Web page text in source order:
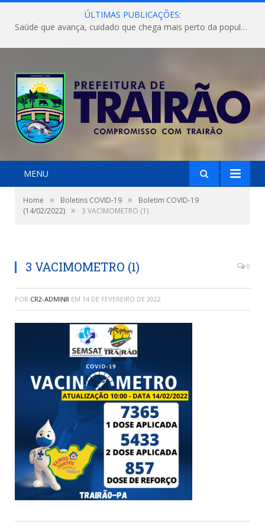
ÚLTIMAS PUBLICAÇÕES:
Saúde que avança, cuidado que chega mais perto da população!
MENU
Home » Boletins COVID-19 »
Boletim COVID-19
(14/02/2022) » 3 VACIMOMETRO (1)
3 VACIMOMETRO (1) 0
POR CR2-ADMIN8 EM 14 DE FEVEREIRO DE 2022